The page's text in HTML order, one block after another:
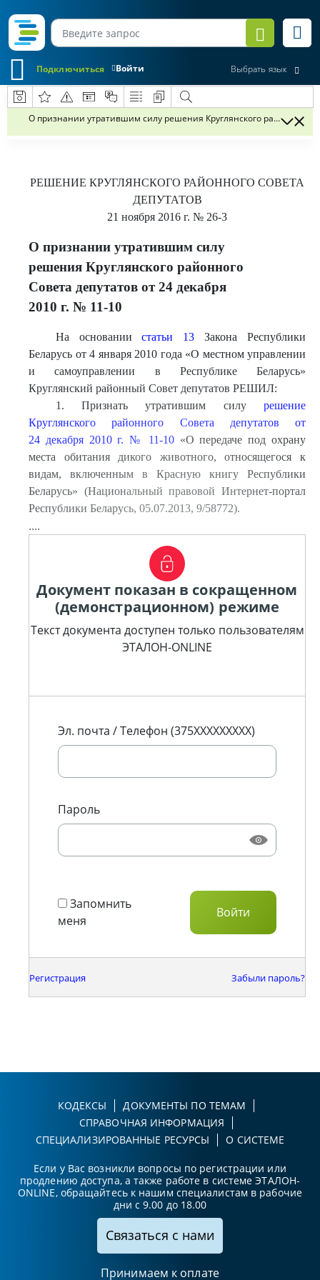
Войти
Подключиться Выбрать язык
О признании утратившим силу решения Круглянского районного
РЕШЕНИЕ КРУГЛЯНСКОГО РАЙОННОГО СОВЕТА
ДЕПУТАТОВ
21 ноября 2016 г. № 26-3
О признании утратившим силу
решения Круглянского районного
Совета депутатов от 24 декабря
2010 г. № 11-10
На основаниистатьи 13 Закона Республики
Беларусь от 4 января 2010 года «О местном управлении
и самоуправлении в Республике Беларусь»
Круглянский районный Совет депутатов РЕШИЛ:
1. Признать утратившим силу решение
Круглянского районного Совета депутатов от
24 декабря 2010 г. № 11-10«О передаче под охрану
места обитания дикого животного, относящегося к
видам, включенным в Красную книгу Республики
Беларусь» (Национальный правовой Интернет-портал
Республики Беларусь, 05.07.2013, 9/58772).
....
Документ показан в сокращенном
(демонстрационном) режиме
Текст документа доступен только пользователям
ЭТАЛОН-ONLINE
Эл. почта / Телефон (375XXXXXXXXX)
Пароль
Запомнить
меня
Регистрация Забыли пароль?
КОДЕКСЫ
ДОКУМЕНТЫ ПО ТЕМАМ
СПРАВОЧНАЯ ИНФОРМАЦИЯ
СПЕЦИАЛИЗИРОВАННЫЕ РЕСУРСЫ
О СИСТЕМЕ
Если у Вас возникли вопросы по регистрации или
продлению доступа, а также работе в системе ЭТАЛОН-
ONLINE, обращайтесь к нашим специалистам в рабочие
дни с 9.00 до 18.00
Связаться с нами
Принимаем к оплате